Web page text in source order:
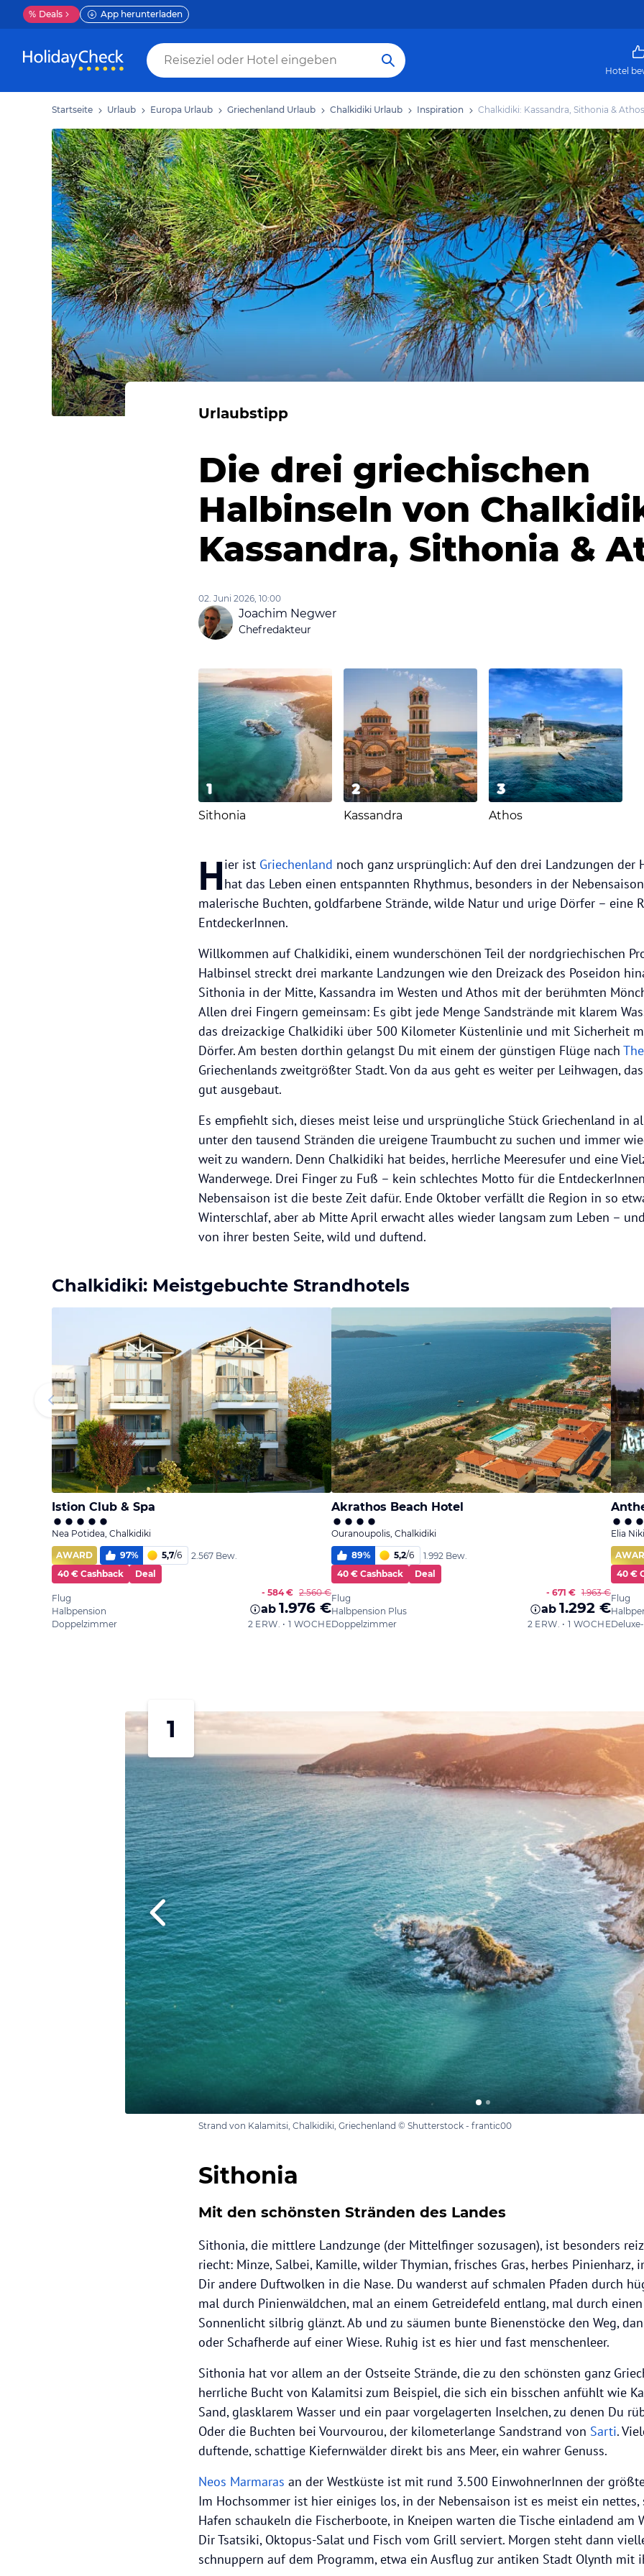
% Deals App herunterladen
Hotel
Startseite Urlaub Europa Urlaub Griechenland Urlaub Chalkidiki Urlaub Inspiration Chalkidiki: Kassandra, Sithonia & Athos
Urlaubstipp
Die drei griechischen
Halbinseln von
Kassandra, Sithonia &
02. Juni 2026, 10:00
Joachim Negwer
Chefredakteur
1
Sithonia
2
Kassandra
3
Athos
Hier ist Griechenland noch ganz ursprünglich: Auf den drei Landzungen der
hat das Leben einen entspannten Rhythmus, besonders in der
malerische Buchten, goldfarbene Strände, wilde Natur und urige Dörfer – eine
EntdeckerInnen.
Willkommen auf Chalkidiki, einem wunderschönen Teil der nordgriechischen
Halbinsel streckt drei markante Landzungen wie den Dreizack des Poseidon
Sithonia in der Mitte, Kassandra im Westen und Athos mit der berühmten
Allen drei Fingern gemeinsam: Es gibt jede Menge Sandstrände mit klarem
das dreizackige Chalkidiki über 500 Kilometer Küstenlinie und mit Sicherheit
Dörfer. Am besten dorthin gelangst Du mit einem der günstigen Flüge nach
Griechenlands zweitgrößter Stadt. Von da aus geht es weiter per Leihwagen,
gut ausgebaut.
Es empfiehlt sich, dieses meist leise und ursprüngliche Stück Griechenland in
unter den tausend Stränden die ureigene Traumbucht zu suchen und immer
weit zu wandern. Denn Chalkidiki hat beides, herrliche Meeresufer und eine
Wanderwege. Drei Finger zu Fuß – kein schlechtes Motto für die
Nebensaison ist die beste Zeit dafür. Ende Oktober verfällt die Region in so
Winterschlaf, aber ab Mitte April erwacht alles wieder langsam zum Leben –
von ihrer besten Seite, wild und duftend.
Chalkidiki: Meistgebuchte Strandhotels
Istion Club & Spa
Nea Potidea, Chalkidiki
AWARD
97% 5,7/6
2.567 Bew.
40 € Cashback
Deal
Flug
Halbpension
Doppelzimmer
- 584 € 2.560 €
ab 1.976 €
2 ERW. • 1 WOCHE
Akrathos Beach Hotel
Ouranoupolis, Chalkidiki
89% 5,2/6
1.992 Bew.
40 € Cashback
Deal
Flug
Halbpension Plus
Doppelzimmer
- 671 € 1.963 €
ab 1.292 €
2 ERW. • 1 WOCHE
Elia
40 €
Flug
1
Strand von Kalamitsi, Chalkidiki, Griechenland © Shutterstock - frantic00
Sithonia
Mit den schönsten Stränden des Landes
Sithonia, die mittlere Landzunge (der Mittelfinger sozusagen), ist besonders
riecht: Minze, Salbei, Kamille, wilder Thymian, frisches Gras, herbes Pinienharz,
Dir andere Duftwolken in die Nase. Du wanderst auf schmalen Pfaden durch
mal durch Pinienwäldchen, mal an einem Getreidefeld entlang, mal durch
Sonnenlicht silbrig glänzt. Ab und zu säumen bunte Bienenstöcke den Weg,
oder Schafherde auf einer Wiese. Ruhig ist es hier und fast menschenleer.
Sithonia hat vor allem an der Ostseite Strände, die zu den schönsten ganz
herrliche Bucht von Kalamitsi zum Beispiel, die sich ein bisschen anfühlt wie
Sand, glasklarem Wasser und ein paar vorgelagerten Inselchen, zu denen Du
Oder die Buchten bei Vourvourou, der kilometerlange Sandstrand von Sarti.
duftende, schattige Kiefernwälder direkt bis ans Meer, ein wahrer Genuss.
Neos Marmaras an der Westküste ist mit rund 3.500 EinwohnerInnen der
Im Hochsommer ist hier einiges los, in der Nebensaison ist es meist ein nettes,
Hafen schaukeln die Fischerboote, in Kneipen warten die Tische einladend am
Dir Tsatsiki, Oktopus-Salat und Fisch vom Grill serviert. Morgen steht dann
schnuppern auf dem Programm, etwa ein Ausflug zur antiken Stadt Olynth mit